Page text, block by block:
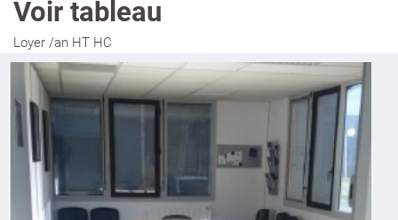
Voir tableau
Loyer /an HT HC